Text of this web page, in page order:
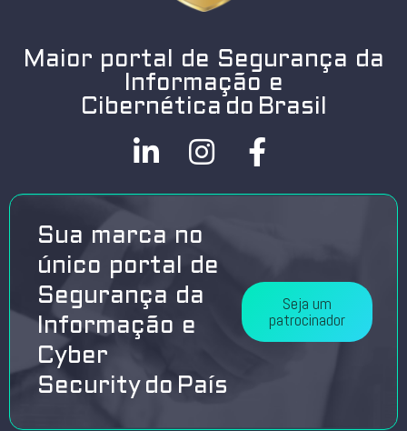
Maior portal de Segurança da
Informação e
Cibernética do Brasil
Sua marca no
único portal de
Segurança da
Informação e
Cyber
Security do País
Seja um
patrocinador